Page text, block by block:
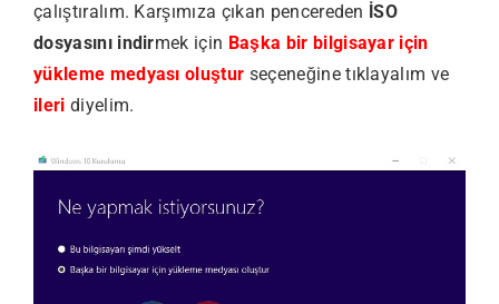
çalıştıralım. Karşımıza çıkan pencereden İSO
dosyasını indirmek için Başka bir bilgisayar için
yükleme medyası oluştur seçeneğine tıklayalım ve
ileri diyelim.